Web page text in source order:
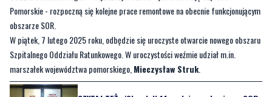
Pomorskie - rozpoczną się kolejne prace remontowe na obecnie funkcjonującym
obszarze SOR.
W piątek, 7 lutego 2025 roku, odbędzie się uroczyste otwarcie nowego obszaru
Szpitalnego Oddziału Ratunkowego. W uroczystości weźmie udział m.in.
marszałek województwa pomorskiego,Mieczysław Struk.